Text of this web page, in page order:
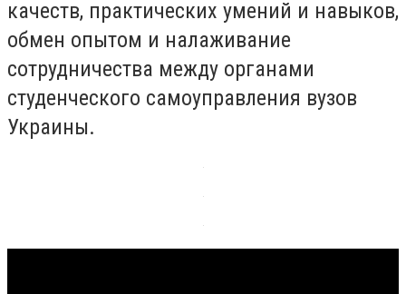
качеств, практических умений и навыков,
обмен опытом и налаживание
сотрудничества между органами
студенческого самоуправления вузов
Украины.